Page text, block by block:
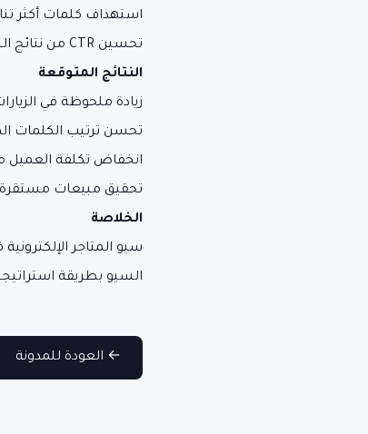
استهداف كلمات أكثر
تحسين CTR من نتائج البحث
النتائج المتوقعة
زيادة ملحوظة في
تحسن ترتيب الكلمات
انخفاض تكلفة العميل
تحقيق مبيعات مستقرة
الخلاصة
سيو المتاجر
السيو بطريقة
← العودة للمدونة